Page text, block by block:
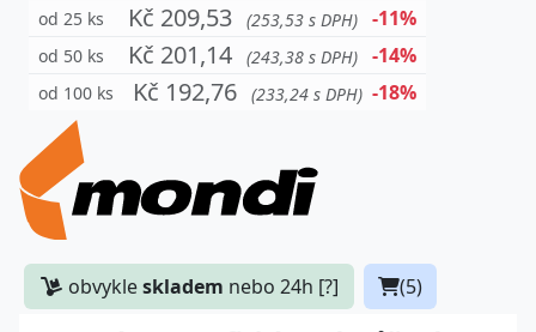
od 25 ks Kč 209,53 (253,53 s DPH) -11%
od 50 ks Kč 201,14 (243,38 s DPH) -14%
od 100 ks Kč 192,76 (233,24 s DPH) -18%
obvykleskladem nebo 24h [?] (5)